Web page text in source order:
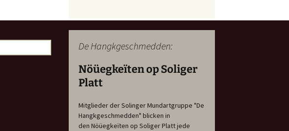
De Hangkgeschmedden:
Nöüegkeïten op Soliger
Platt
Mitglieder der Solinger Mundartgruppe "De
Hangkgeschmedden" blicken in
den Nöüegkeïten op Soliger Platt jede